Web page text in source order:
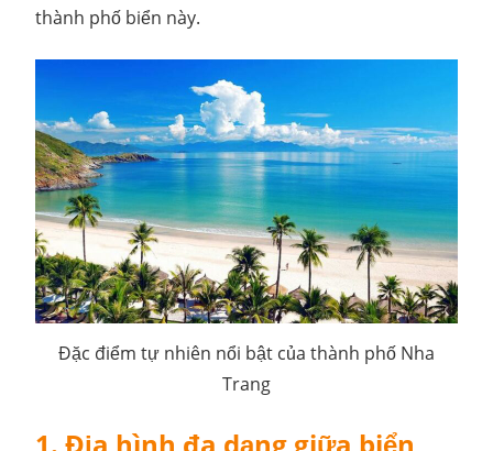
thành phố biển này.
Đặc điểm tự nhiên nổi bật của thành phố Nha
Trang
1. Địa hình đa dạng giữa biển,